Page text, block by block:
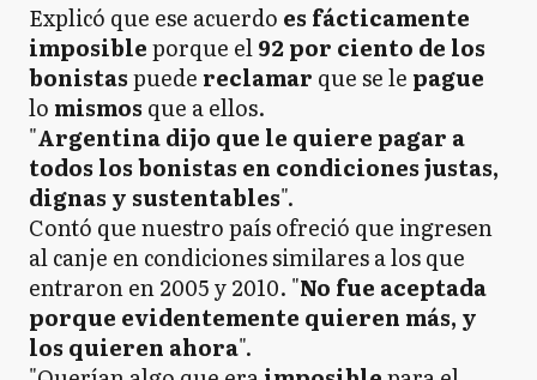
Explicó que ese acuerdo es fácticamente
imposibleporque el92 por ciento de los
bonistaspuede reclamar que se le pague
lo mismos que a ellos.
"Argentina dijo que le quiere pagar a
todos los bonistas en condiciones justas,
dignas y sustentables".
Contó que nuestro país ofreció que ingresen
al canje en condiciones similares a los que
entraron en 2005 y 2010. "No fue aceptada
porque evidentemente quieren más, y
los quieren ahora".